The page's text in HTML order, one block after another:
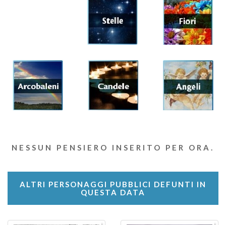
NESSUN PENSIERO INSERITO PER ORA.
ALTRI PERSONAGGI PUBBLICI DEFUNTI IN
QUESTA DATA